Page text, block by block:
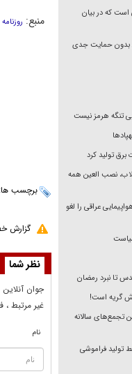
منبع:
برچسب ها:
گزارش
نظر شما
جوان آنلاين
غير مرتبط
نام
است که در بیان
بدون حمایت جدی
تنگه هرمز نیست
نصب العین همه
عراقی را لغو
تا نبرد رمضان
گریه است!
تجمع‌های سالانه
تولید فراموشی